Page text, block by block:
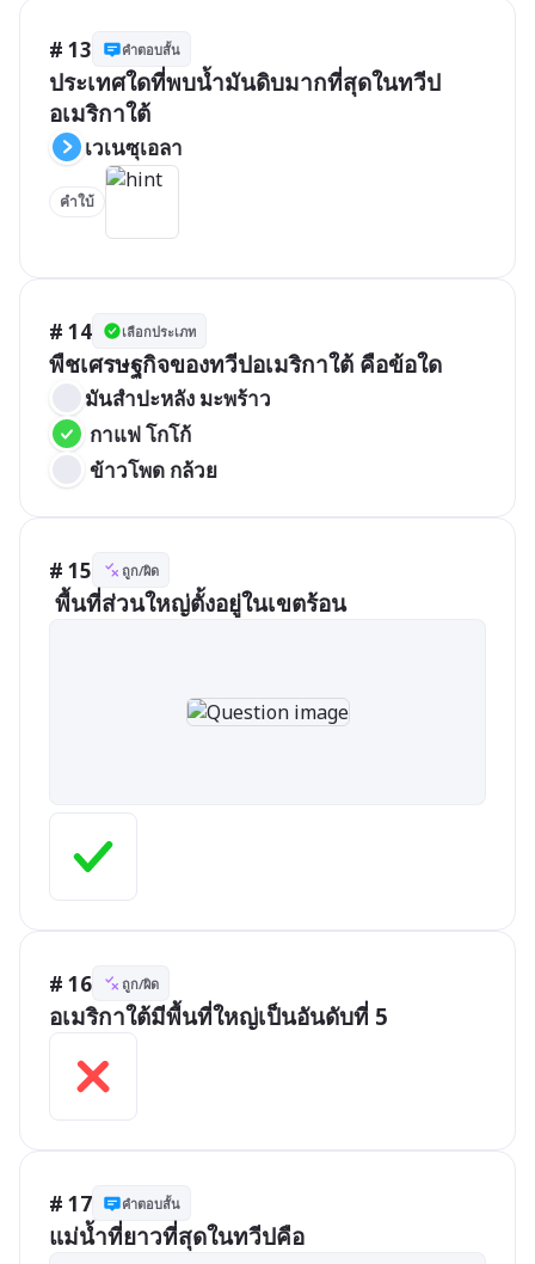
# 13 คำตอบสั้น
ประเทศใดที่พบน้ำมันดิบมากที่สุดในทวีป
อเมริกาใต้
เวเนซุเอลา
คำใบ้
# 14 เลือกประเภท
พืชเศรษฐกิจของทวีปอเมริกาใต้ คือข้อใด
มันสำปะหลัง มะพร้าว
กาแฟ โกโก้
ข้าวโพด กล้วย
# 15 ถูก/ผิด
พื้นที่ส่วนใหญ่ตั้งอยู่ในเขตร้อน
# 16 ถูก/ผิด
อเมริกาใต้มีพื้นที่ใหญ่เป็นอันดับที่ 5
# 17 คำตอบสั้น
แม่น้ำที่ยาวที่สุดในทวีปคือ